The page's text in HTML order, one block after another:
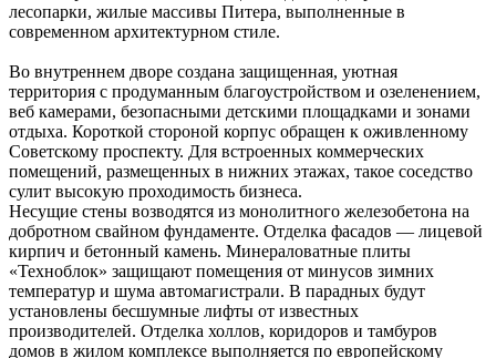
лесопарки, жилые массивы Питера, выполненные в
современном архитектурном стиле.
Во внутреннем дворе создана защищенная, уютная
территория с продуманным благоустройством и озеленением,
веб камерами, безопасными детскими площадками и зонами
отдыха. Короткой стороной корпус обращен к оживленному
Советскому проспекту. Для встроенных коммерческих
помещений, размещенных в нижних этажах, такое соседство
сулит высокую проходимость бизнеса.
Несущие стены возводятся из монолитного железобетона на
добротном свайном фундаменте. Отделка фасадов — лицевой
кирпич и бетонный камень. Минераловатные плиты
«Техноблок» защищают помещения от минусов зимних
температур и шума автомагистрали. В парадных будут
установлены бесшумные лифты от известных
производителей. Отделка холлов, коридоров и тамбуров
домов в жилом комплексе выполняется по европейскому